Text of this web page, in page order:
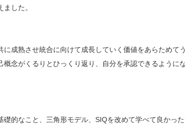
した。
に成熟させ統合に向けて成長していく価値をあらためて
概念がくるりとひっくり返り、自分を承認できるように
礎的なこと、三角形モデル、SIQを改めて学べて良かっ